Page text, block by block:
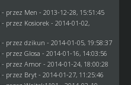
- przez Men - 2013-12-28, 15:51:45
- przez Kosiorek- 2014-01-02,
- przez dzikun - 2014-01-05, 19:58:37
- przez Glosa - 2014-01-16, 14:03:56
- przez Amor - 2014-01-24, 18:00:28
- przez Bryt- 2014-01-27, 11:25:46